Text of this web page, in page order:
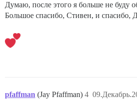
Думаю, после этого я больше не буду
Большое спасибо, Стивен, и спасибо,
pfaffman (Jay Pfaffman) 4